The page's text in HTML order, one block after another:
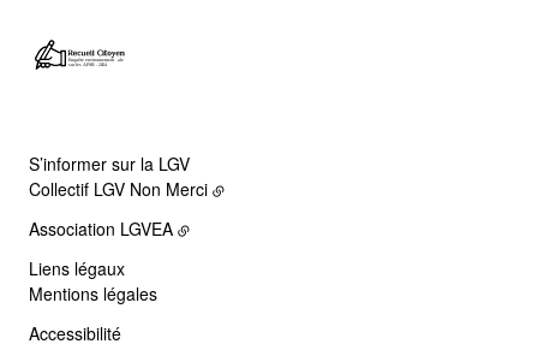
S’informer sur la LGV
Collectif LGV Non Merci
Association LGVEA
Liens légaux
Mentions légales
Accessibilité